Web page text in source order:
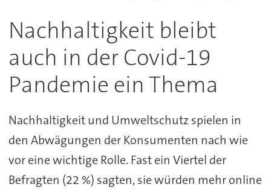
Nachhaltigkeit bleibt
auch in der Covid-19
Pandemie ein Thema
Nachhaltigkeit und Umweltschutz spielen in
den Abwägungen der Konsumenten nach wie
vor eine wichtige Rolle. Fast ein Viertel der
Befragten (22 %) sagten, sie würden mehr online